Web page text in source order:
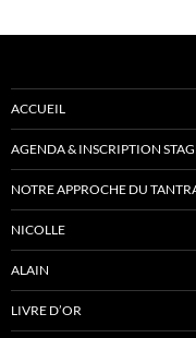
ACCUEIL
AGENDA & INSCRIPTION
NOTRE APPROCHE DU
NICOLLE
ALAIN
LIVRE D’OR